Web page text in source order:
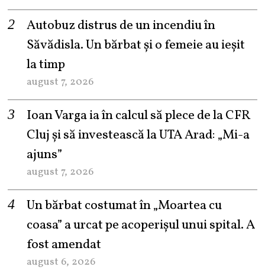
Autobuz distrus de un incendiu în
Săvădisla. Un bărbat și o femeie au ieșit
la timp
august 7, 2026
Ioan Varga ia în calcul să plece de la CFR
Cluj și să investească la UTA Arad: „Mi-a
ajuns”
august 7, 2026
Un bărbat costumat în „Moartea cu
coasa” a urcat pe acoperișul unui spital. A
fost amendat
august 6, 2026